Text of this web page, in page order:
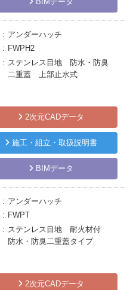
アンダーハッチ
FWPH2
ステンレス目地 防水・防臭
二重蓋 上部止水式
2次元CADデータ
施工・組立・取扱説明書
BIMデータ
アンダーハッチ
FWPT
ステンレス目地 耐火材付
防水・防臭二重蓋タイプ
2次元CADデータ